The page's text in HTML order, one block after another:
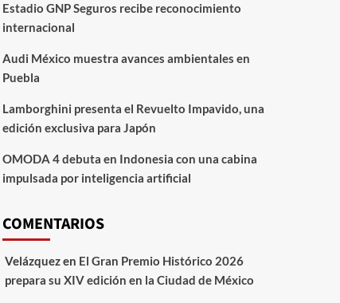
Estadio GNP Seguros recibe reconocimiento
internacional
Audi México muestra avances ambientales en
Puebla
Lamborghini presenta el Revuelto Impavido, una
edición exclusiva para Japón
OMODA 4 debuta en Indonesia con una cabina
impulsada por inteligencia artificial
COMENTARIOS
Velázquezen El Gran Premio Histórico 2026
prepara su XIV edición en la Ciudad de México